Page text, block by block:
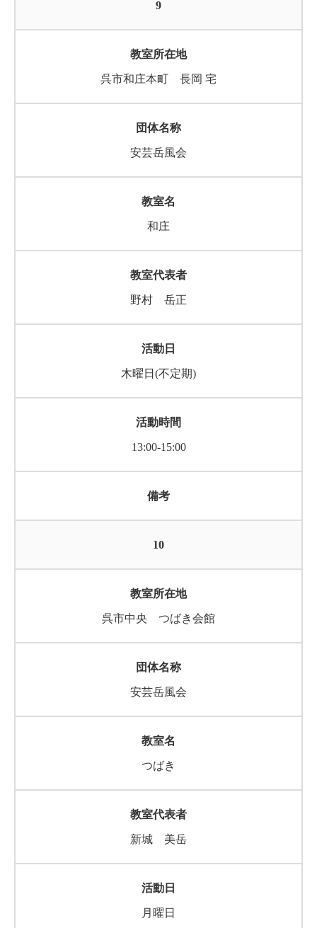
9
呉市和庄本町 長岡 宅
安芸岳風会
和庄
野村 岳正
木曜日(不定期)
13:00-15:00
10
呉市中央 つばき会館
安芸岳風会
つばき
新城 美岳
月曜日